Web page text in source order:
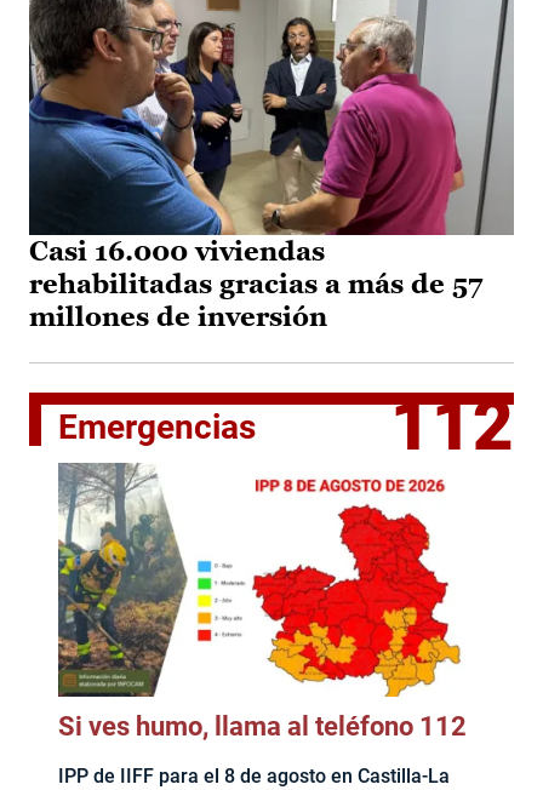
Casi 16.000 viviendas
rehabilitadas gracias a más de 57
millones de inversión
Emergencias 112
Si ves humo, llama al teléfono 112
IPP de IIFF para el 8 de agosto en Castilla-La